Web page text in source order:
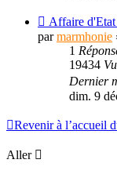
Affaire
parmarmhonie
1
19434
Dernier
dim. 9
Revenir à l’accueil
Aller